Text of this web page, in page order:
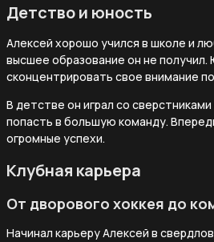
Детство и юность
Алексей хорошо учился в школе и
высшее образование он не
сконцентрировать свое внимание
В детстве он играл со
попасть в большую команду.
огромные успехи.
Клубная карьера
От дворового хоккея до
Начинал карьеру Алексей в